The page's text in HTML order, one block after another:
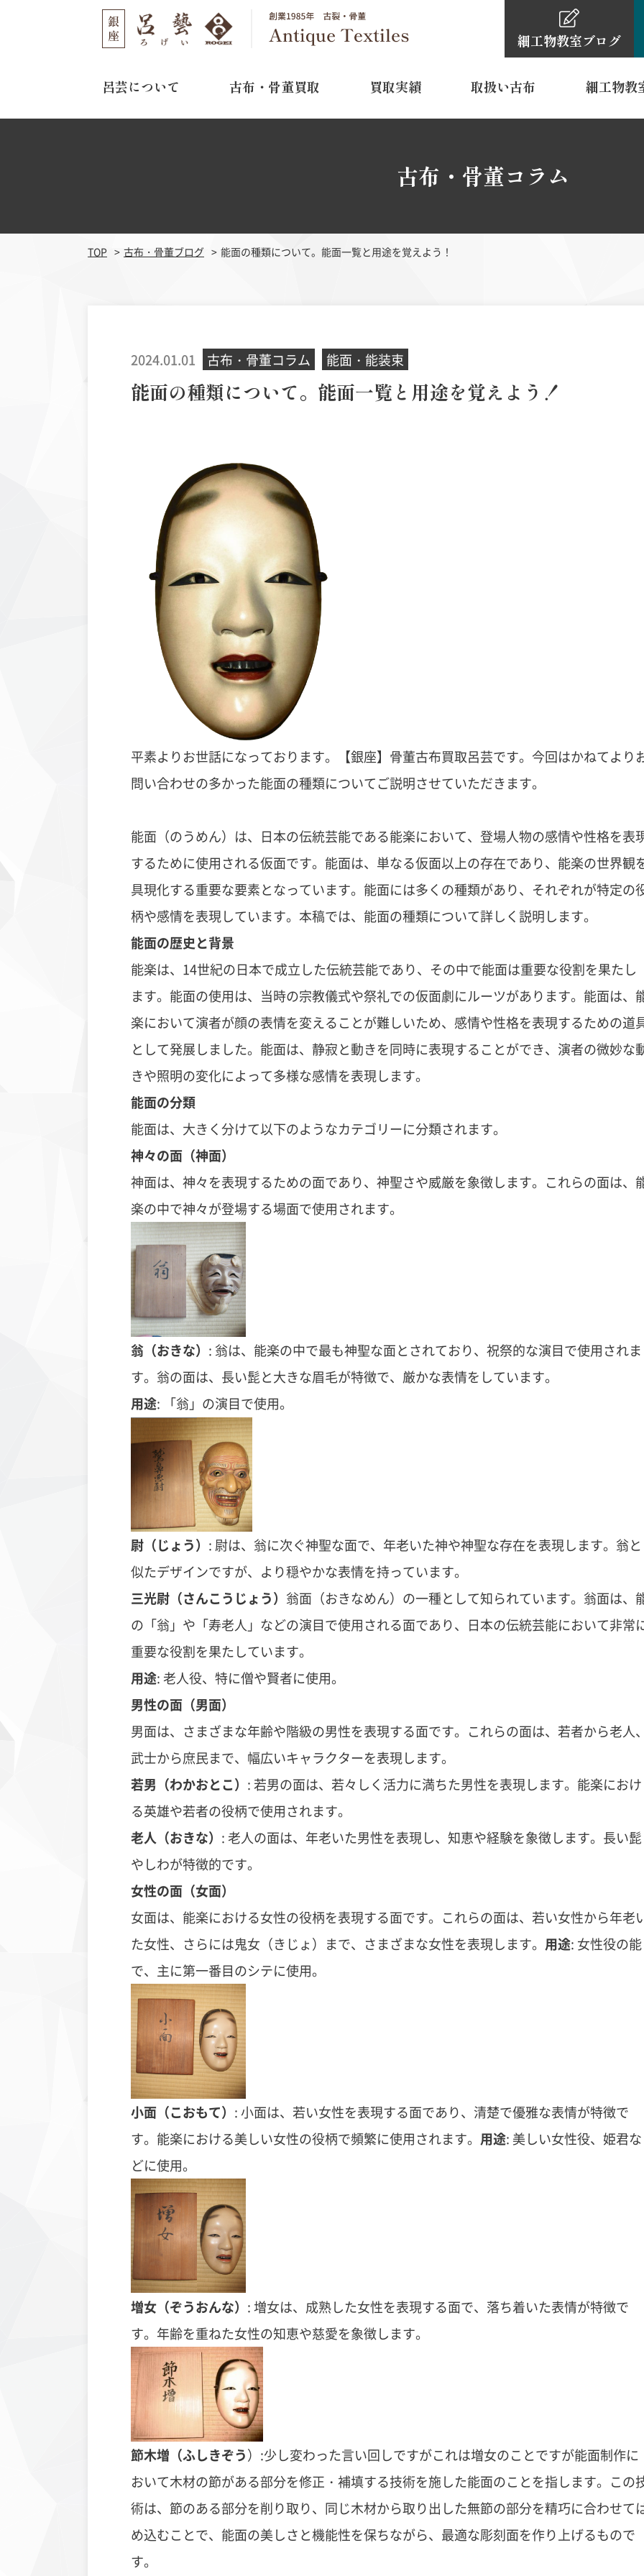
細工物教室ブログ
定休日
水曜日・木曜日
TEL
呂芸について 古布・骨董買取
よくある質問
買取実績 取扱い古布
ヨーロッパ更紗
細工物教
古布・骨董コラム
TOP 古布・骨董ブログ 能面の種類について。能面一覧と用途を覚えよう！
2024.01.01 古布・骨董コラム 能面・能装束
能面の種類について。能面一覧と用途を覚えよう！
平素よりお世話になっております。【銀座】骨董古布買取呂芸です。今回はかねてより
問い合わせの多かった能面の種類についてご説明させていただきます。
能面（のうめん）は、日本の伝統芸能である能楽において、登場人物の感情や性格を表
するために使用される仮面です。能面は、単なる仮面以上の存在であり、能楽の世界観
具現化する重要な要素となっています。能面には多くの種類があり、それぞれが特定の
柄や感情を表現しています。本稿では、能面の種類について詳しく説明します。
能面の歴史と背景
能楽は、 14世紀の日本で成立した伝統芸能であり、その中で能面は重要な役割を果たし
ます。能面の使用は、当時の宗教儀式や祭礼での仮面劇にルーツがあります。能面は、
楽において演者が顔の表情を変えることが難しいため、感情や性格を表現するための道
として発展しました。能面は、静寂と動きを同時に表現することができ、演者の微妙な
きや照明の変化によって多様な感情を表現します。
能面の分類
能面は、大きく分けて以下のようなカテゴリーに分類されます。
神々の面（神面）
神面は、神々を表現するための面であり、神聖さや威厳を象徴します。これらの面は、
楽の中で神々が登場する場面で使用されます。
翁（おきな） : 翁は、能楽の中で最も神聖な面とされており、祝祭的な演目で使用されま
す。翁の面は、長い髭と大きな眉毛が特徴で、厳かな表情をしています。
用途: 「翁」の演目で使用。
尉（じょう） : 尉は、翁に次ぐ神聖な面で、年老いた神や神聖な存在を表現します。翁と
似たデザインですが、より穏やかな表情を持っています。
三光尉（さんこうじょう） 翁面（おきなめん）の一種として知られています。翁面は、
の「翁」や「寿老人」などの演目で使用される面であり、日本の伝統芸能において非常
重要な役割を果たしています。
用途: 老人役、特に僧や賢者に使用。
男性の面（男面）
男面は、さまざまな年齢や階級の男性を表現する面です。これらの面は、若者から老人
武士から庶民まで、幅広いキャラクターを表現します。
若男（わかおとこ） : 若男の面は、若々しく活力に満ちた男性を表現します。能楽におけ
る英雄や若者の役柄で使用されます。
老人（おきな） : 老人の面は、年老いた男性を表現し、知恵や経験を象徴します。長い髭
やしわが特徴的です。
女性の面（女面）
女面は、能楽における女性の役柄を表現する面です。これらの面は、若い女性から年老
た女性、さらには鬼女（きじょ）まで、さまざまな女性を表現します。 用途: 女性役の能
で、主に第一番目のシテに使用。
小面（こおもて） :小面は、若い女性を表現する面であり、清楚で優雅な表情が特徴で
す。能楽における美しい女性の役柄で頻繁に使用されます。 用途: 美しい女性役、姫君な
どに使用。
増女（ぞうおんな） :増女は、成熟した女性を表現する面で、落ち着いた表情が特徴で
す。年齢を重ねた女性の知恵や慈愛を象徴します。
節木増（ふしきぞう） :少し変わった言い回しですがこれは増女のことですが能面制作に
おいて木材の節がある部分を修正・補填する技術を施した能面のことを指します。この
術は、節のある部分を削り取り、同じ木材から取り出した無節の部分を精巧に合わせて
め込むことで、能面の美しさと機能性を保ちながら、最適な彫刻面を作り上げるもので
す。